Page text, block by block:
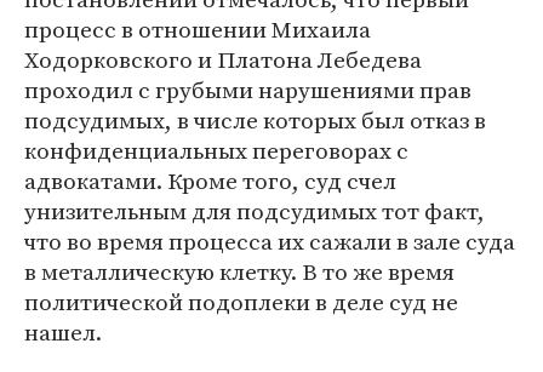
процесс в отношении Михаила
Ходорковского и Платона Лебедева
проходил с грубыми нарушениями прав
подсудимых, в числе которых был отказ в
конфиденциальных переговорах с
адвокатами. Кроме того, суд счел
унизительным для подсудимых тот факт,
что во время процесса их сажали в зале суда
в металлическую клетку. В то же время
политической подоплеки в деле суд не
нашел.